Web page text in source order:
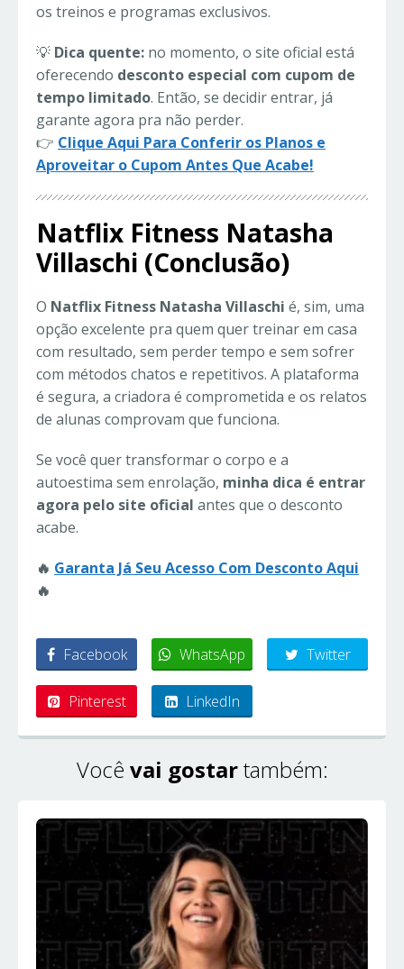
os treinos e programas exclusivos.
💡 Dica quente: no momento, o site oficial está
oferecendo desconto especial com cupom de
tempo limitado. Então, se decidir entrar, já
garante agora pra não perder.
👉 Clique Aqui Para Conferir os Planos e
Aproveitar o Cupom Antes Que Acabe!
Natflix Fitness Natasha
Villaschi (Conclusão)
O Natflix Fitness Natasha Villaschi é, sim, uma
opção excelente pra quem quer treinar em casa
com resultado, sem perder tempo e sem sofrer
com métodos chatos e repetitivos. A plataforma
é segura, a criadora é comprometida e os relatos
de alunas comprovam que funciona.
Se você quer transformar o corpo e a
autoestima sem enrolação, minha dica é entrar
agora pelo site oficial antes que o desconto
acabe.
🔥 Garanta Já Seu Acesso Com Desconto Aqui
🔥
Facebook WhatsApp Twitter
Pinterest LinkedIn
Você vai gostartambém: